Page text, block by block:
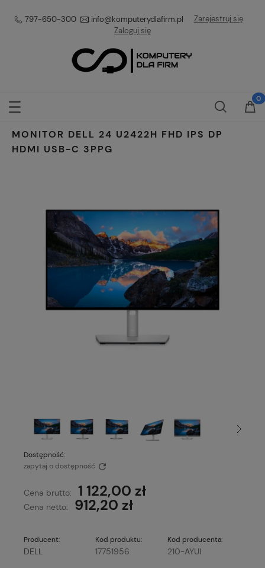
797-650-300 info@komputerydlafirm.pl
Zarejestruj się
Zaloguj się
MONITOR DELL 24 U2422H FHD IPS DP
HDMI USB-C 3PPG
Dostępność:
zapytaj o dostępność
Cena brutto: 1 122,00 zł
Cena netto: 912,20 zł
Producent:
DELL
Kod produktu:
17751956
Kod producenta:
210-AYUI